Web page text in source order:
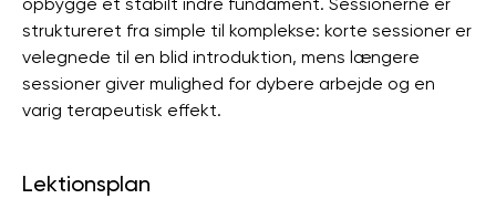
struktureret fra simple til komplekse: korte sessioner er
velegnede til en blid introduktion, mens længere
sessioner giver mulighed for dybere arbejde og en
varig terapeutisk effekt.
Lektionsplan